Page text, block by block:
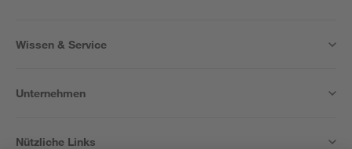
Wissen & Service
Unternehmen
Nützliche Links